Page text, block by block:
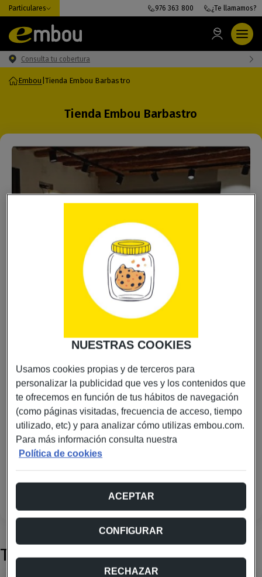
Particulares
Consulta tu cobertura
976 363 800 ¿Te llamamos?
Embou Tienda Embou Barbastro
Tienda Embou Barbastro
Tienda Embou Barbastro en Barbastro
Descubre los servicios de Embou en Barbastro. Visítanos
para contratar internet de alta velocidad, telefonía móvil
necesidades. Te asesoramos personalmente para que
encuentres la mejor opción de telecomunicaciones en
Aragón.
Ver en el mapa
C/ C/ General Ricardós 3, 22300, Barbastro
623 243 984
www.embou.com
Tiendas cercanas
NUESTRAS COOKIES
Usamos cookies propias y de terceros para
personalizar la publicidad que ves y los contenidos que
te ofrecemos en función de tus hábitos de navegación
(como páginas visitadas, frecuencia de acceso, tiempo
utilizado, etc) y para analizar cómo utilizas embou.com.
Para más información consulta nuestra
Política de cookies
RECHAZAR
ACEPTAR
CONFIGURAR